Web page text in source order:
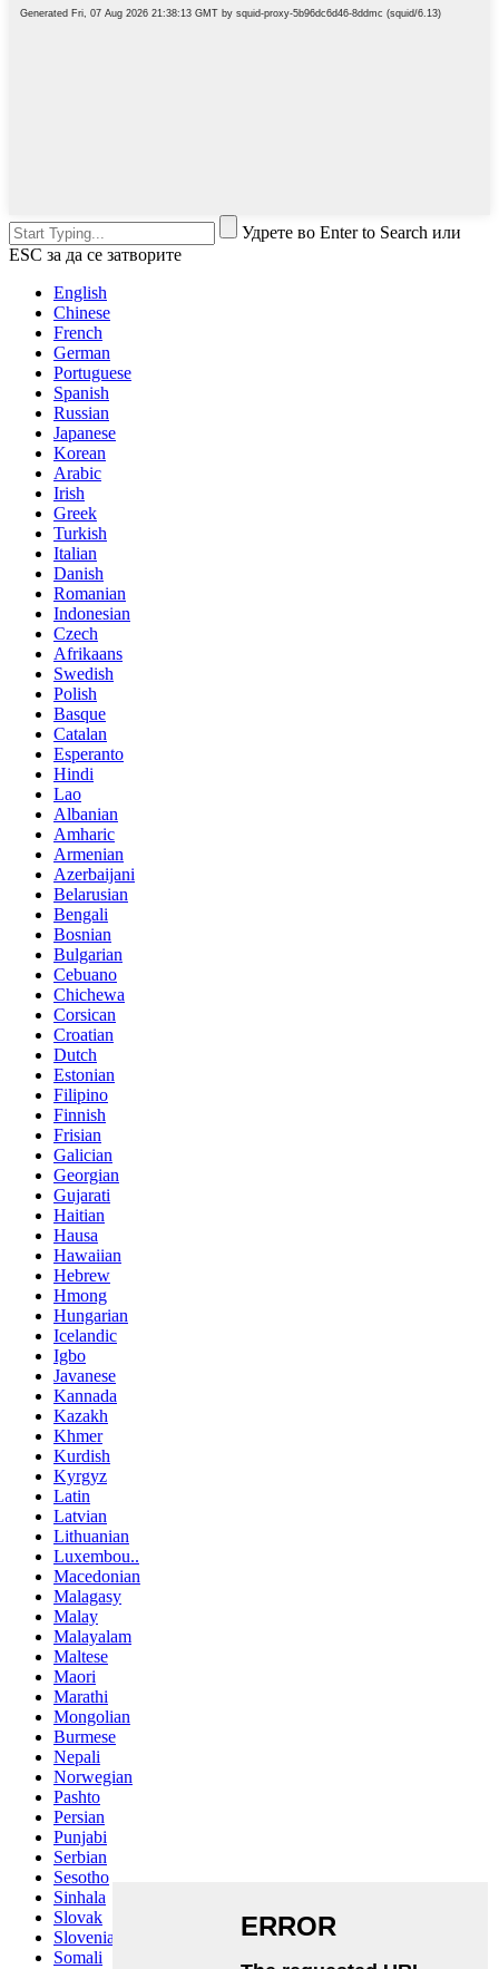
Удрете во Enter to Search или
ESC за да се затворите
English
Chinese
French
German
Portuguese
Spanish
Russian
Japanese
Korean
Arabic
Irish
Greek
Turkish
Italian
Danish
Romanian
Indonesian
Czech
Afrikaans
Swedish
Polish
Basque
Catalan
Esperanto
Hindi
Lao
Albanian
Amharic
Armenian
Azerbaijani
Belarusian
Bengali
Bosnian
Bulgarian
Cebuano
Chichewa
Corsican
Croatian
Dutch
Estonian
Filipino
Finnish
Frisian
Galician
Georgian
Gujarati
Haitian
Hausa
Hawaiian
Hebrew
Hmong
Hungarian
Icelandic
Igbo
Javanese
Kannada
Kazakh
Khmer
Kurdish
Kyrgyz
Latin
Latvian
Lithuanian
Luxembou..
Macedonian
Malagasy
Malay
Malayalam
Maltese
Maori
Marathi
Mongolian
Burmese
Nepali
Norwegian
Pashto
Persian
Punjabi
Serbian
Sesotho
Sinhala
Slovak
Slovenian
Somali